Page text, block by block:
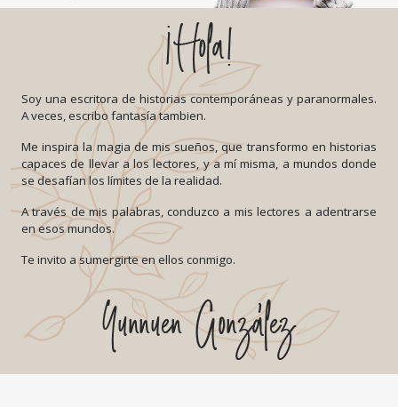
Soy una escritora de historias contemporáneas y paranormales.
A veces, escribo fantasía tambien.
Me inspira la magia de mis sueños, que transformo en historias
capaces de llevar a los lectores, y a mí misma, a mundos donde
se desafían los límites de la realidad.
A través de mis palabras, conduzco a mis lectores a adentrarse
en esos mundos.
Te invito a sumergirte en ellos conmigo.